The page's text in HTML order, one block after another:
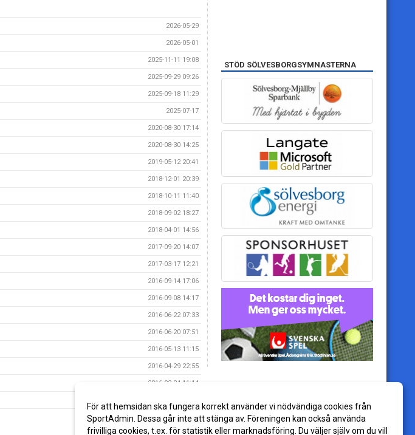
2026-05-29
2026-05-01
2025-11-11 19:08
2025-09-29 09:26
2025-09-18 11:29
2025-07-17
2020-08-30 17:14
2020-08-30 14:25
2019-05-12 20:41
2018-12-01 20:39
2018-10-11 11:40
2018-09-02 18:27
2018-04-01 14:56
2017-09-20 14:07
2017-03-17 12:21
2016-09-14 17:06
2016-09-08 14:17
2016-06-22 07:33
2016-06-20 07:51
2016-05-13 11:15
2016-04-29 22:55
2016-02-24 11:14
2015-09-21 17:46
STÖD SÖLVESBORGSYMNASTERNA
För att hemsidan ska fungera korrekt använder vi nödvändiga cookies från
SportAdmin. Dessa går inte att stänga av. Föreningen kan också använda
frivilliga cookies, t.ex. för statistik eller marknadsföring. Du väljer själv om du vill